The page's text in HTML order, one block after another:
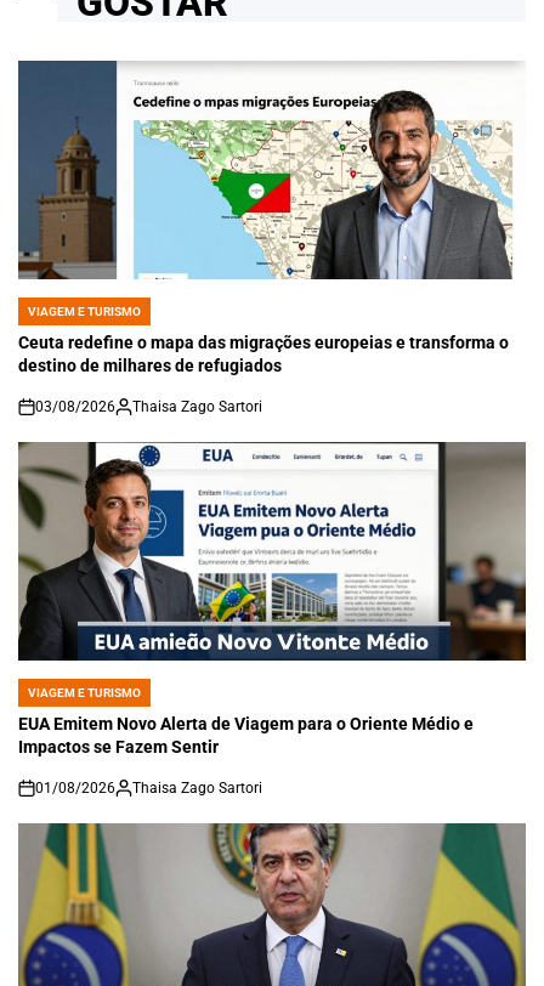
POSTED
IN
VIAGEM E TURISMO
Ceuta redefine o mapa das migrações europeias e transforma o
destino de milhares de refugiados
on
03/08/2026 Thaisa Zago Sartori
POSTED
IN
VIAGEM E TURISMO
EUA Emitem Novo Alerta de Viagem para o Oriente Médio e
Impactos se Fazem Sentir
on
01/08/2026 Thaisa Zago Sartori